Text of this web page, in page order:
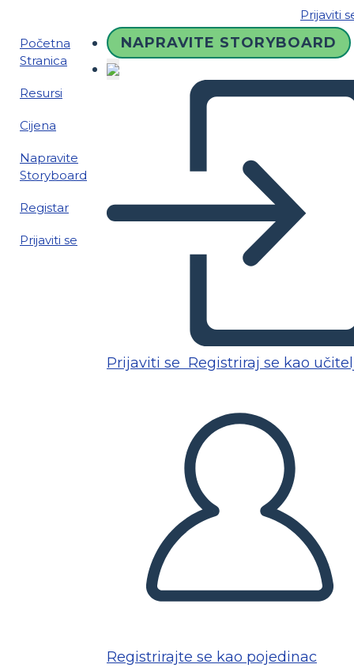
Prijaviti
Početna
Stranica
Resursi
Cijena
Napravite
Storyboard
Registar
Prijaviti se
NAPRAVITE STORYBOARD
Prijaviti se Registriraj se kao
Registrirajte se kao pojedinac